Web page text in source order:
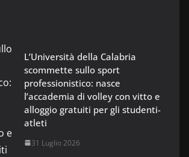
L’Università della Calabria
scommette sullo sport
professionistico: nasce
l’accademia di volley con vitto e
alloggio gratuiti per gli studenti-
atleti
31 Luglio 2026